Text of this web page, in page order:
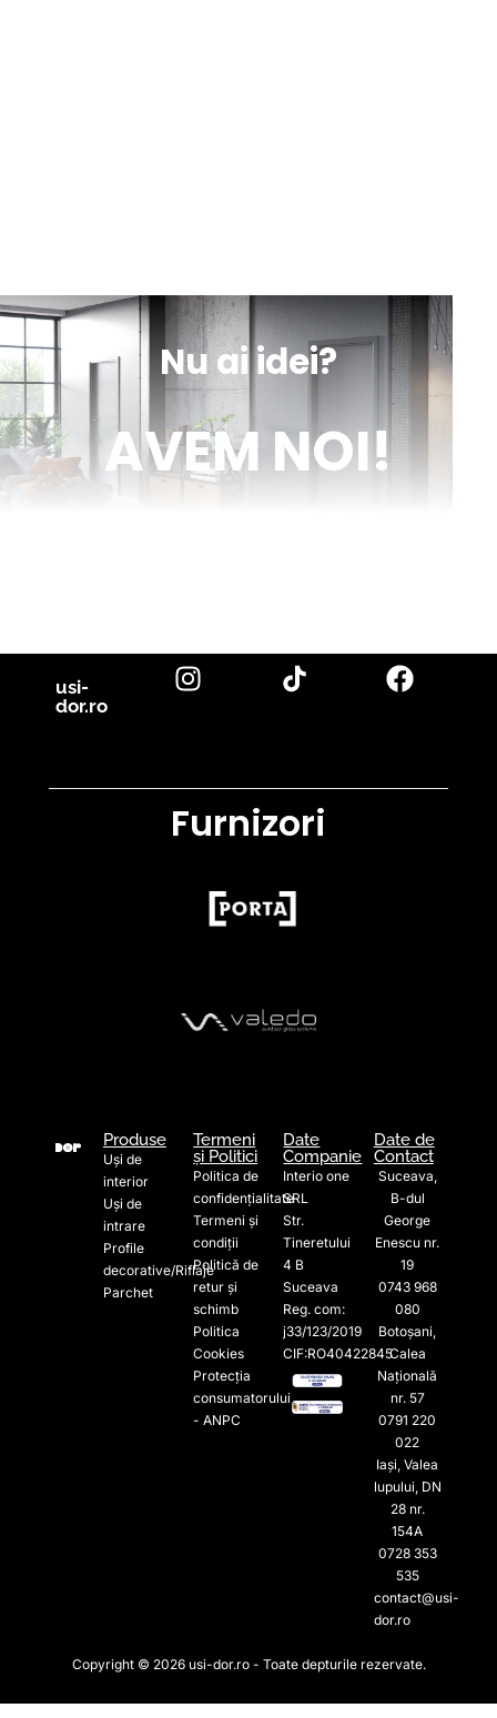
Nu ai idei?
AVEM NOI!
usi-
dor.ro
Furnizori
Produse
Uși de
interior
Uși de
intrare
Profile
decorative/Riflaje
Parchet
Termeni
și Politici
Politica de
confidențialitate
Termeni și
condiții
Politică de
retur și
schimb
Politica
Cookies
Protecția
consumatorului
- ANPC
Date
Companie
Interio one
SRL
Str.
Tineretului
4 B
Suceava
Reg. com:
j33/123/2019
CIF:RO40422845
Date de
Contact
Suceava,
B-dul
George
Enescu nr.
19
0743 968
080
Botoșani,
Calea
Națională
nr. 57
0791 220
022​
Iași, Valea
lupului, DN
28 nr.
154A
0728 353
535​
contact@usi-
dor.ro
Copyright © 2026 usi-dor.ro - Toate depturile rezervate.